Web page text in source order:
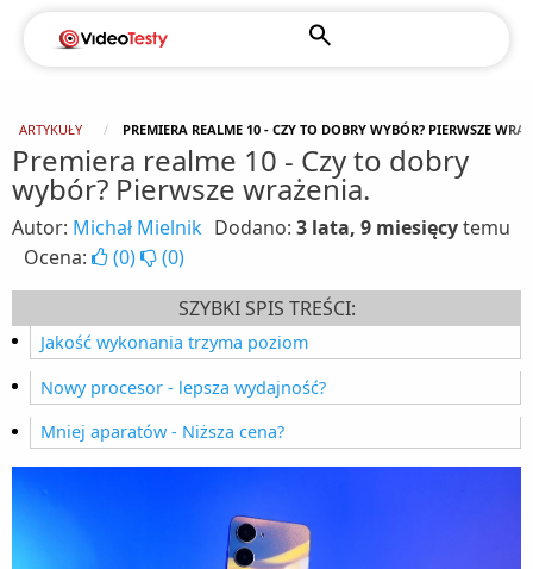
ARTYKUŁY PREMIERA REALME 10 - CZY TO DOBRY WYBÓR? PIERWSZE
Premiera realme 10 - Czy to dobry
wybór? Pierwsze wrażenia.
Autor: Michał Mielnik Dodano: 3 lata, 9 miesięcytemu
Ocena:
(0) (0)
SZYBKI SPIS TREŚCI:
Jakość wykonania trzyma poziom
Nowy procesor - lepsza wydajność?
Mniej aparatów - Niższa cena?